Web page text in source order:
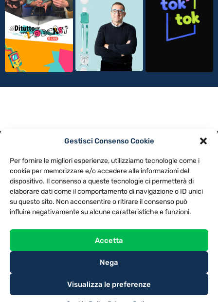
Gestisci Consenso Cookie
Per fornire le migliori esperienze, utilizziamo tecnologie come i
cookie per memorizzare e/o accedere alle informazioni del
dispositivo. Il consenso a queste tecnologie ci permetterà di
elaborare dati come il comportamento di navigazione o ID unici
su questo sito. Non acconsentire o ritirare il consenso può
influire negativamente su alcune caratteristiche e funzioni.
Accetta
Nega
Visualizza le preferenze
NOTE LEGALI
CONTATTACI PREFERENZE
TV LIBERA S.P.A.
Via Monteleonese 95/21 – 51100 Pistoia (PT)
Tel. 0573.9136 / Fax 0573.913615